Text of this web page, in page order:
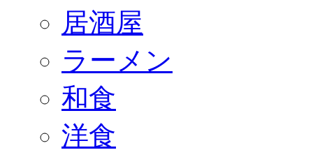
居酒屋
ラーメン
和食
洋食